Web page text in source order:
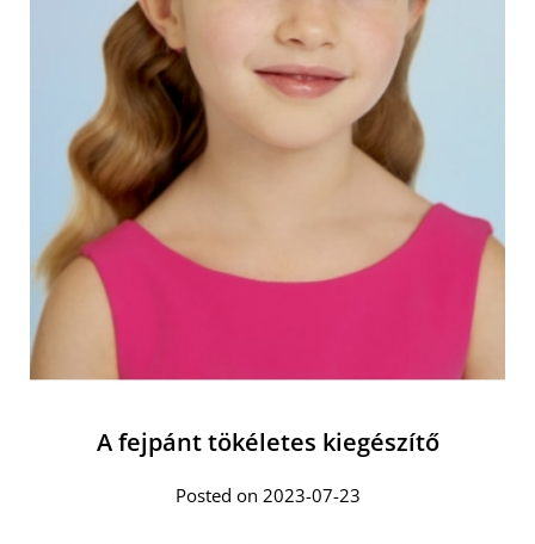
A fejpánt tökéletes kiegészítő
Posted on 2023-07-23